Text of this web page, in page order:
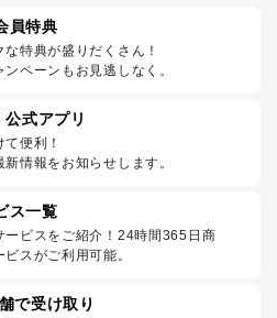
員特典
特典が盛りだくさん！
ペーンもお見逃しなく。
式アプリ
便利！
情報をお知らせします。
ス一覧
ービスをご紹介！24時間365日商
スがご利用可能。
で受け取り